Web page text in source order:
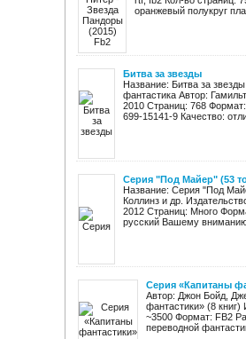
оранжевый полукруг
Битва за звезды
Название: Битва за
фантастика Автор:
2010 Страниц: 768
699-15141-9 Качество:
Серия "Под Майер" (53
Название: Серия "Под
Коллинз и др.
2012 Страниц: Много
русский Вашему
Серия «Капитаны
Автор: Джон Бойд,
фантастики» (8 книг)
~3500 Формат: FB2
переводной